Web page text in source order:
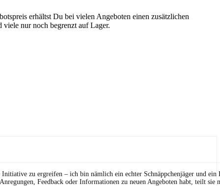
erhältst Du bei vielen Angeboten einen zusätzlichen
nur noch begrenzt auf Lager.
zu ergreifen – ich bin nämlich ein echter Schnäppchenjäger und ein
Feedback oder Informationen zu neuen Angeboten habt, teilt